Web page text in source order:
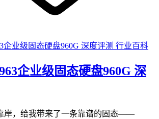
行业百科
企业级固态硬盘960G 深
岸，给我带来了一条靠谱的固态——